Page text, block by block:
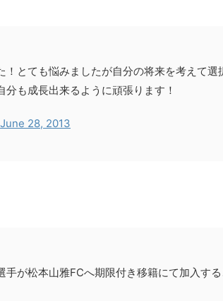
とても悩みましたが自分の将来を考えて選
も成長出来るように頑張ります！
June 28, 2013
が松本山雅FCへ期限付き移籍にて加入する